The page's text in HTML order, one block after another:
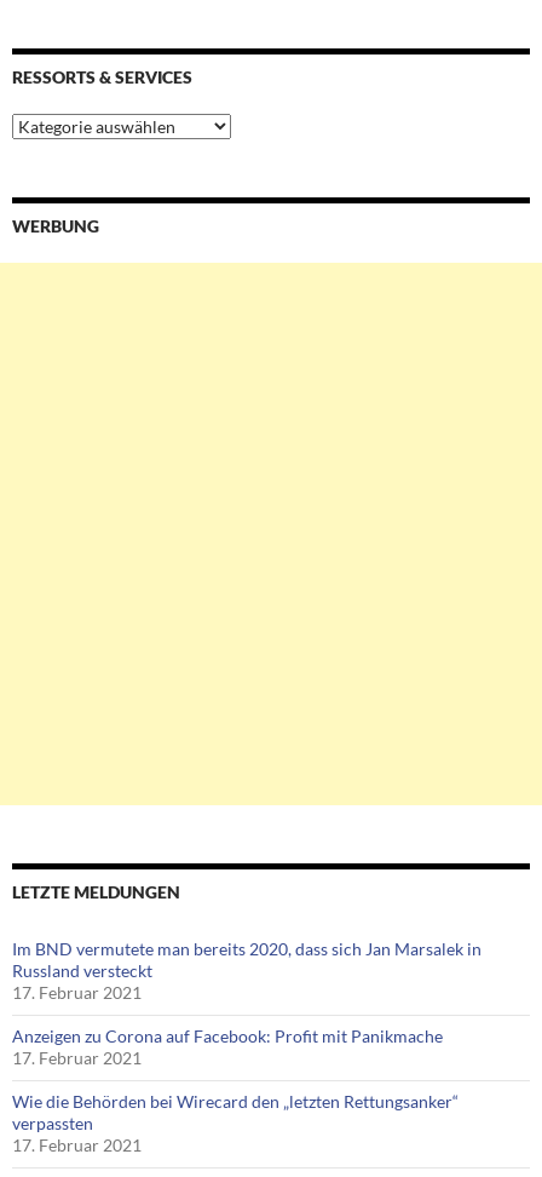
RESSORTS & SERVICES
Ressorts
&
WERBUNG
LETZTE MELDUNGEN
Im BND vermutete man bereits 2020, dass sich Jan Marsalek in
Russland versteckt
17. Februar 2021
Anzeigen zu Corona auf Facebook: Profit mit Panikmache
17. Februar 2021
Wie die Behörden bei Wirecard den „letzten Rettungsanker“
verpassten
17. Februar 2021